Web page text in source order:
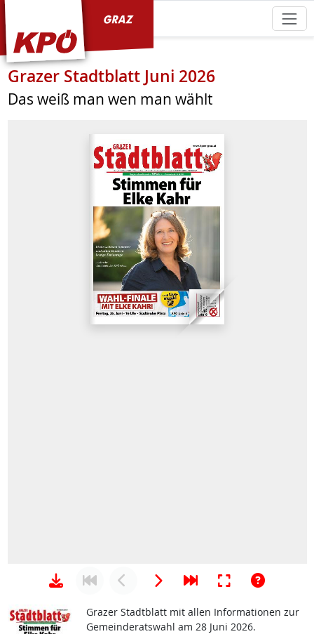
Grazer Stadtblatt Juni 2026
Das weiß man wen man wählt
Grazer Stadtblatt mit allen Informationen zur
Gemeinderatswahl am 28 Juni 2026.